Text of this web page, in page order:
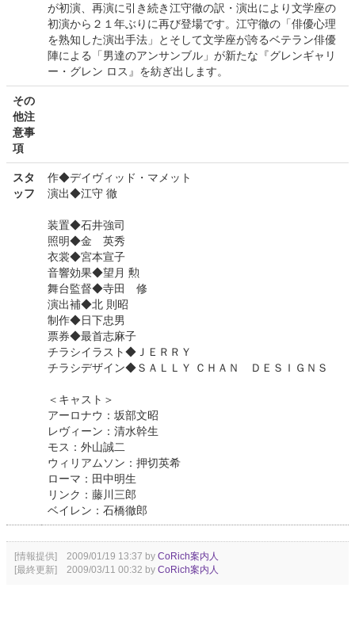
が初演、再演に引き続き江守徹の訳・演出により文学座の
初演から２１年ぶりに再び登場です。江守徹の「俳優心理
を熟知した演出手法」とそして文学座が誇るベテラン俳優
陣による「男達のアンサンブル」が新たな『グレンギャリ
ー・グレン ロス』を紡ぎ出します。
その
他注
意事
項
スタ
ッフ
作◆デイヴィッド・マメット
演出◆江守 徹
装置◆石井強司
照明◆金 英秀
衣裳◆宮本宣子
音響効果◆望月 勲
舞台監督◆寺田 修
演出補◆北 則昭
制作◆日下忠男
票券◆最首志麻子
チラシイラスト◆ＪＥＲＲＹ
チラシデザイン◆ＳＡＬＬＹ ＣＨＡＮ ＤＥＳＩＧＮＳ
＜キャスト＞
アーロナウ：坂部文昭
レヴィーン：清水幹生
モス：外山誠二
ウィリアムソン：押切英希
ローマ：田中明生
リンク：藤川三郎
ベイレン：石橋徹郎
[情報提供] 2009/01/19 13:37 by CoRich案内人
[最終更新] 2009/03/11 00:32 by CoRich案内人